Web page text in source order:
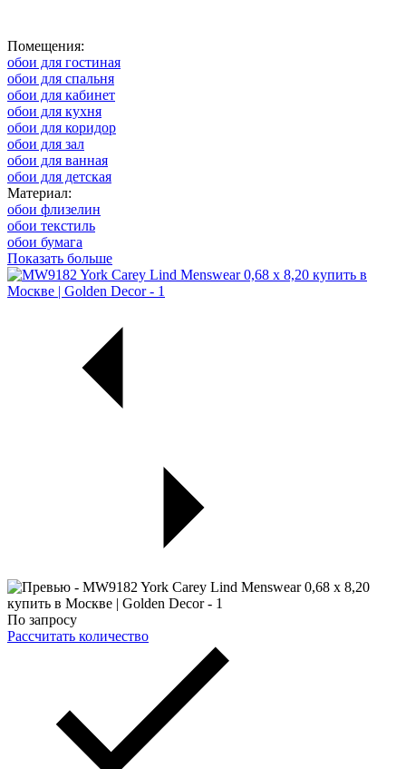
Помещения:
обои для гостиная
обои для спальня
обои для кабинет
обои для кухня
обои для коридор
обои для зал
обои для ванная
обои для детская
Материал:
обои флизелин
обои текстиль
обои бумага
Показать больше
По запросу
Рассчитать количество